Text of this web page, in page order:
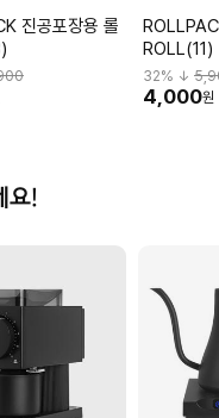
진공포장용 롤
ROLL(11)
32% ↓
4,000원
요!